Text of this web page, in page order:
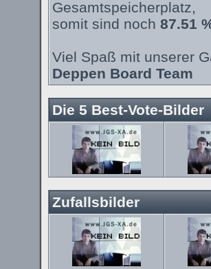
Gesamtspeicherplatz,
somit sind noch 87.51
Viel Spaß mit unserer
Deppen Board Team
Die 5 Best-Vote-Bilder
Zufallsbilder